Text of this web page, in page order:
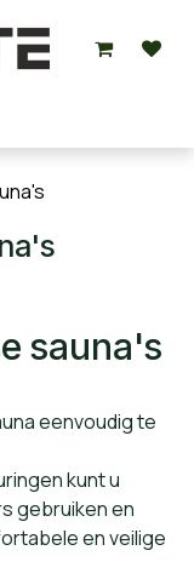
sauna's
eenvoudig te
kunt u
gebruiken en
en veilige